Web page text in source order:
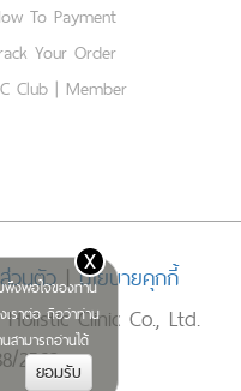
พึงพอใจของท่าน
เราต่อ ถือว่าท่าน
สามารถอ่านได้
x
To Payment
Your Order
Club | Member
วนตัว|นโยบายคุกกี้
Clinic Co., Ltd.
2562